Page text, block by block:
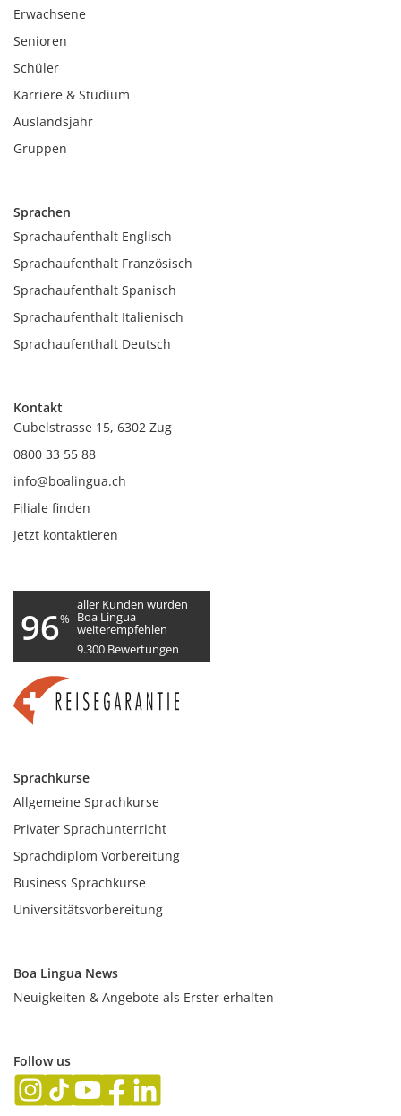
Erwachsene
Senioren
Schüler
Karriere & Studium
Auslandsjahr
Gruppen
Sprachen
Sprachaufenthalt Englisch
Sprachaufenthalt Französisch
Sprachaufenthalt Spanisch
Sprachaufenthalt Italienisch
Sprachaufenthalt Deutsch
Kontakt
Gubelstrasse 15, 6302 Zug
0800 33 55 88
info@boalingua.ch
Filiale finden
Jetzt kontaktieren
96%
aller Kunden würden
Boa Lingua
weiterempfehlen
9.300 Bewertungen
Sprachkurse
Allgemeine Sprachkurse
Privater Sprachunterricht
Sprachdiplom Vorbereitung
Business Sprachkurse
Universitätsvorbereitung
Boa Lingua News
Neuigkeiten & Angebote als Erster erhalten
Follow us